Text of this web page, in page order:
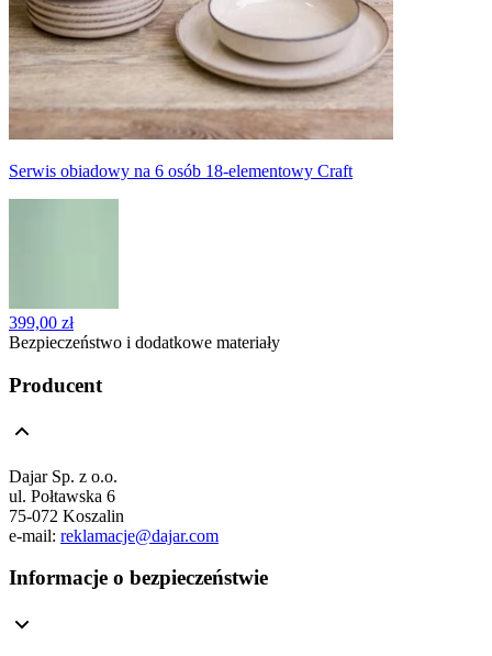
Serwis obiadowy na 6 osób 18-elementowy Craft
399,00 zł
Bezpieczeństwo i dodatkowe materiały
Producent
Dajar Sp. z o.o.
ul. Połtawska 6
75-072 Koszalin
e-mail: reklamacje@dajar.com
Informacje o bezpieczeństwie